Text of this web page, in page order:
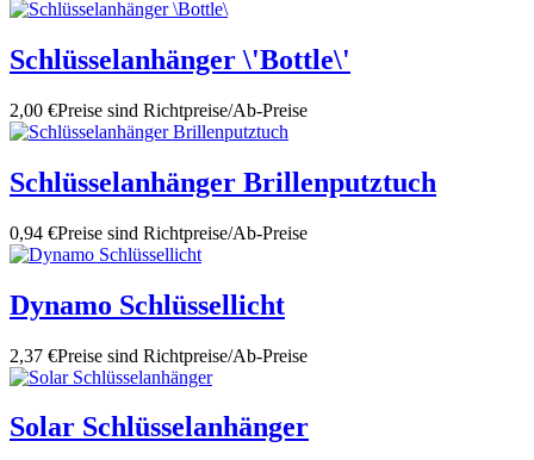
Schlüsselanhänger \'Bottle\'
2,00 €Preise sind Richtpreise/Ab-Preise
Schlüsselanhänger Brillenputztuch
0,94 €Preise sind Richtpreise/Ab-Preise
Dynamo Schlüssellicht
2,37 €Preise sind Richtpreise/Ab-Preise
Solar Schlüsselanhänger